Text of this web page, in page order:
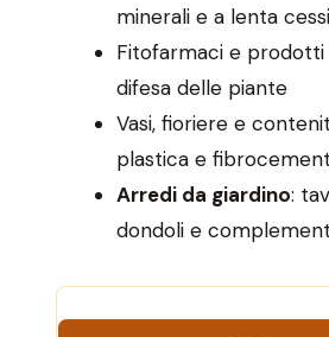
minerali e a lenta
Fitofarmaci e
difesa delle piante
Vasi, fioriere e
plastica e
Arredi da giardino:
dondoli e